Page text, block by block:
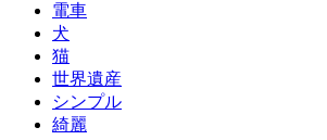
電車
犬
猫
世界遺産
シンプル
綺麗